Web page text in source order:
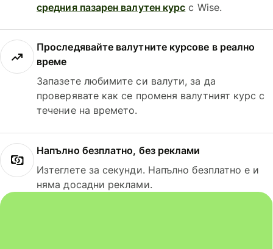
средния пазарен валутен курс с Wise.
Проследявайте валутните курсове в реално
време
Запазете любимите си валути, за да
проверявате как се променя валутният курс с
течение на времето.
Напълно безплатно, без реклами
Изтеглете за секунди. Напълно безплатно е и
няма досадни реклами.